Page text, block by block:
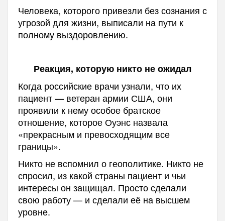
Человека, которого привезли без сознания с
угрозой для жизни, выписали на пути к
полному выздоровлению.
Реакция, которую никто не ожидал
Когда российские врачи узнали, что их
пациент — ветеран армии США, они
проявили к нему особое братское
отношение, которое Оуэнс назвала
«прекрасным и превосходящим все
границы».
Никто не вспомнил о геополитике. Никто не
спросил, из какой страны пациент и чьи
интересы он защищал. Просто сделали
свою работу — и сделали её на высшем
уровне.